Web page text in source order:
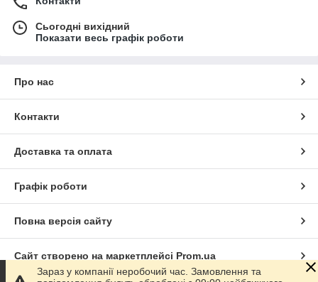
Сьогодні вихідний
Показати весь графік роботи
Про нас
Контакти
Доставка та оплата
Графік роботи
Повна версія сайту
Сайт створено на маркетплейсі Prom.ua
Зараз у компанії неробочий час. Замовлення та